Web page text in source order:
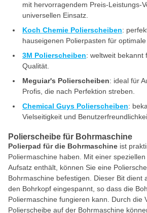
mit hervorragendem Preis-Leistungs-
universellen Einsatz.
Koch Chemie Polierscheiben:
hauseigenen Polierpasten für optimale
3M Polierscheiben: weltweit bekannt
Qualität.
Meguiar's Polierscheiben: ideal für
Profis, die nach Perfektion streben.
Chemical Guys Polierscheiben:
Vielseitigkeit und
Polierscheibe für Bohrmaschine
Polierpad für die Bohrmaschine ist
Poliermaschine haben. Mit einer
Aufsatz enthält, können Sie eine
Bohrmaschine befestigen. Dieser Bit dient
den Bohrkopf eingespannt, so dass die
Poliermaschine fungieren kann. Durch die
Polierscheibe auf der Bohrmaschine